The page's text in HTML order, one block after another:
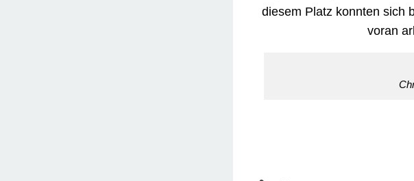
diesem Platz konnten sich
voran